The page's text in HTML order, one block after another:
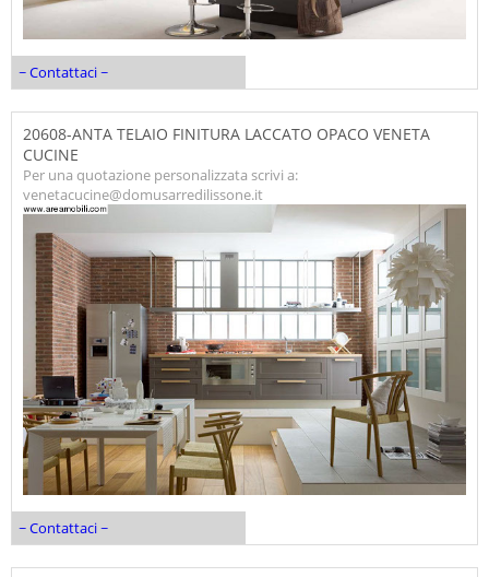
~ Contattaci ~
20608-ANTA TELAIO FINITURA LACCATO OPACO VENETA
CUCINE
Per una quotazione personalizzata scrivi a:
venetacucine@domusarredilissone.it
~ Contattaci ~